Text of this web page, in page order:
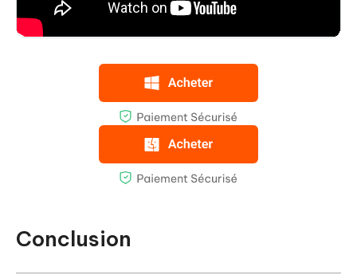
Conclusion